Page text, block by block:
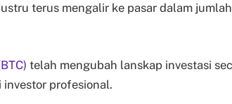
terus mengalir ke pasar dalam
telah mengubah lanskap investasi
investor profesional.